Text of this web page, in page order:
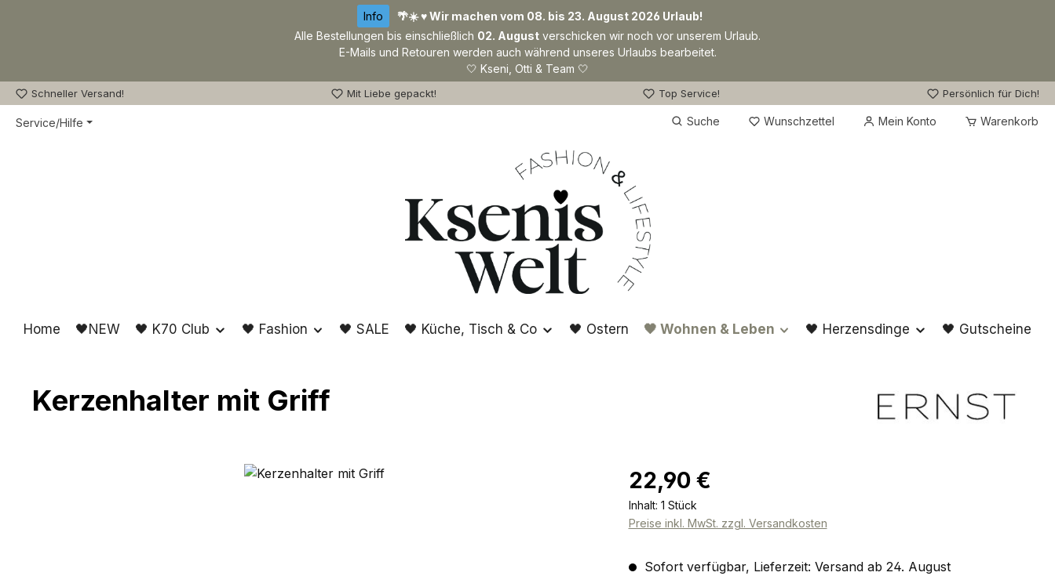
Info
🌴☀️ ♥ Wir machen vom 08. bis 23. August 2026 Urlaub!
Alle Bestellungen bis einschließlich 02. August verschicken wir noch vor unserem Urlaub.
E-Mails und Retouren werden auch während unseres Urlaubs bearbeitet.
🤍 Kseni, Otti & Team 🤍
Schneller Versand! Mit Liebe gepackt! Top Service! Persönlich für Dich!
Service/Hilfe Suche Wunschzettel Du hast 0 Produkte auf dem Merkzettel
Mein Konto Warenkorb
Home 🖤NEW 🖤 K70 Club 🖤 Fashion 🖤 SALE 🖤 Küche, Tisch & Co 🖤 Ostern 🖤 Wohnen & Leben 🖤 Herzensdinge 🖤 Gutscheine
Kerzenhalter mit Griff
Regulärer Preis:
22,90 €
Inhalt: 1 Stück
Preise inkl. MwSt. zzgl. Versandkosten
Sofort verfügbar, Lieferzeit: Versand ab 24. August